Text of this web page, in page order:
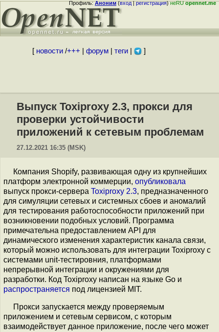
Профиль:Аноним(вход|регистрация)неRUopennet.me
[ новости/+++ форум| теги| ]
Выпуск Toxiproxy 2.3, прокси для
проверки устойчивости
приложений к сетевым проблемам
27.12.2021 16:35 (MSK)
Компания Shopify, развивающая одну из крупнейших
платформ электронной коммерции, опубликовала
выпуск прокси-сервера Toxiproxy 2.3, предназначенного
для симуляции сетевых и системных сбоев и аномалий
для тестирования работоспособности приложений при
возникновении подобных условий. Программа
примечательна предоставлением API для
динамического изменения характеристик канала связи,
который можно использовать для интеграции Toxiproxy с
системами unit-тестировния, платформами
непрерывной интеграции и окружениями для
разработки. Код Toxiproxy написан на языке Go и
распространяется под лицензией MIT.
Прокси запускается между проверяемым
приложением и сетевым сервисом, с которым
взаимодействует данное приложение, после чего может